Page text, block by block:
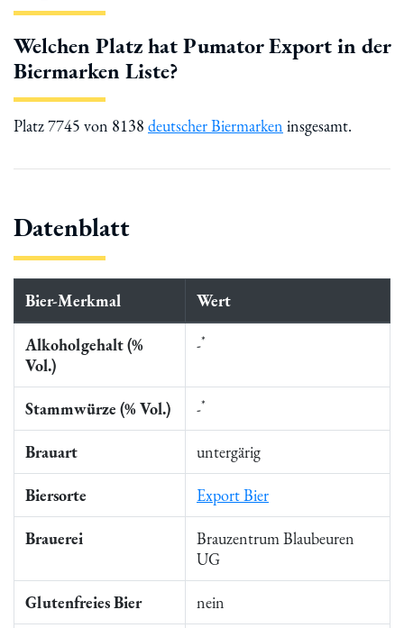
Welchen Platz hat Pumator Export in der
Biermarken Liste?
Platz 7745 von 8138 deutscher Biermarken insgesamt.
Datenblatt
Bier-Merkmal Wert
Alkoholgehalt (%
Vol.)
-*
Stammwürze (% Vol.) -*
Brauart untergärig
Biersorte Export Bier
Brauerei
Brauzentrum Blaubeuren
UG
Glutenfreies Bier nein